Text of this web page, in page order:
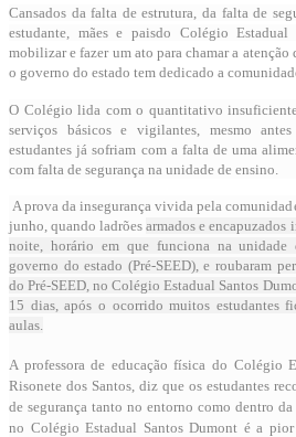
Cansados da falta de estrutura, da falta de
estudante, mães e paisdo Colégio Estadual
mobilizar e fazer um ato para chamar a atenção
o governo do estado tem dedicado a
O Colégio lida com o quantitativo insuficiente
serviços básicos e vigilantes, mesmo
estudantes já sofriam com a falta de uma
com falta de segurança na unidade de ensino.
A prova da insegurança vivida pela
junho, quando ladrõesarmados e
noite, horário em que funciona na unidade
governo do estado (Pré-SEED), e roubaram
do Pré-SEED, no Colégio Estadual Santos
15 dias, após o ocorrido muitos estudantes
aulas.
A professora de educação física do Colégio
Risonete dos Santos, diz que os estudantes
de segurança tanto no entorno como dentro da
no Colégio Estadual Santos Dumont é a